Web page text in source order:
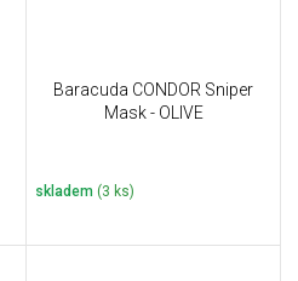
Baracuda CONDOR Sniper
Mask - OLIVE
skladem (3 ks)